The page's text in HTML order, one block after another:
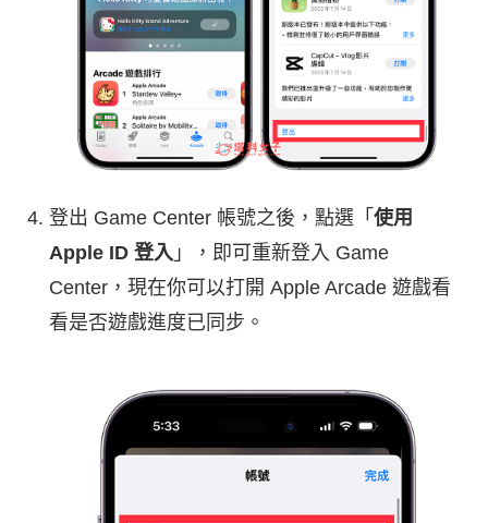
登出 Game Center 帳號之後，點選「 使用
Apple ID 登入 」，即可重新登入 Game
Center，現在你可以打開 Apple Arcade 遊戲看
看是否遊戲進度已同步。